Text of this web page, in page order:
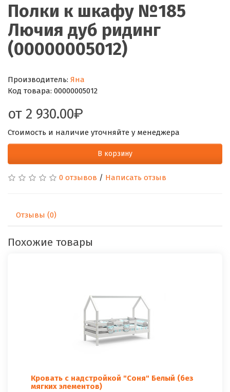
Полки к шкафу №185
Лючия дуб ридинг
(00000005012)
Производитель: Яна
Код товара: 00000005012
от 2 930.00
Стоимость и наличие уточняйте у менеджера
В корзину
0 отзывов / Написать отзыв
Отзывы (0)
Похожие товары
Кровать с надстройкой "Соня" Белый (без
мягких элементов)